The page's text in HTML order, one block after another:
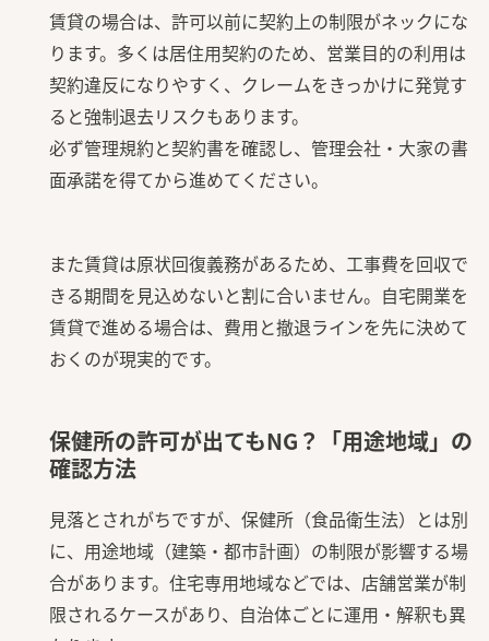
賃貸の場合は、許可以前に契約上の制限がネックにな
ります。多くは居住用契約のため、営業目的の利用は
契約違反になりやすく、クレームをきっかけに発覚す
ると強制退去リスクもあります。
必ず管理規約と契約書を確認し、管理会社・大家の書
面承諾を得てから進めてください。
また賃貸は原状回復義務があるため、工事費を回収で
きる期間を見込めないと割に合いません。自宅開業を
賃貸で進める場合は、費用と撤退ラインを先に決めて
おくのが現実的です。
保健所の許可が出てもNG？「用途地域」の
確認方法
見落とされがちですが、保健所（食品衛生法）とは別
に、用途地域（建築・都市計画）の制限が影響する場
合があります。住宅専用地域などでは、店舗営業が制
限されるケースがあり、自治体ごとに運用・解釈も異